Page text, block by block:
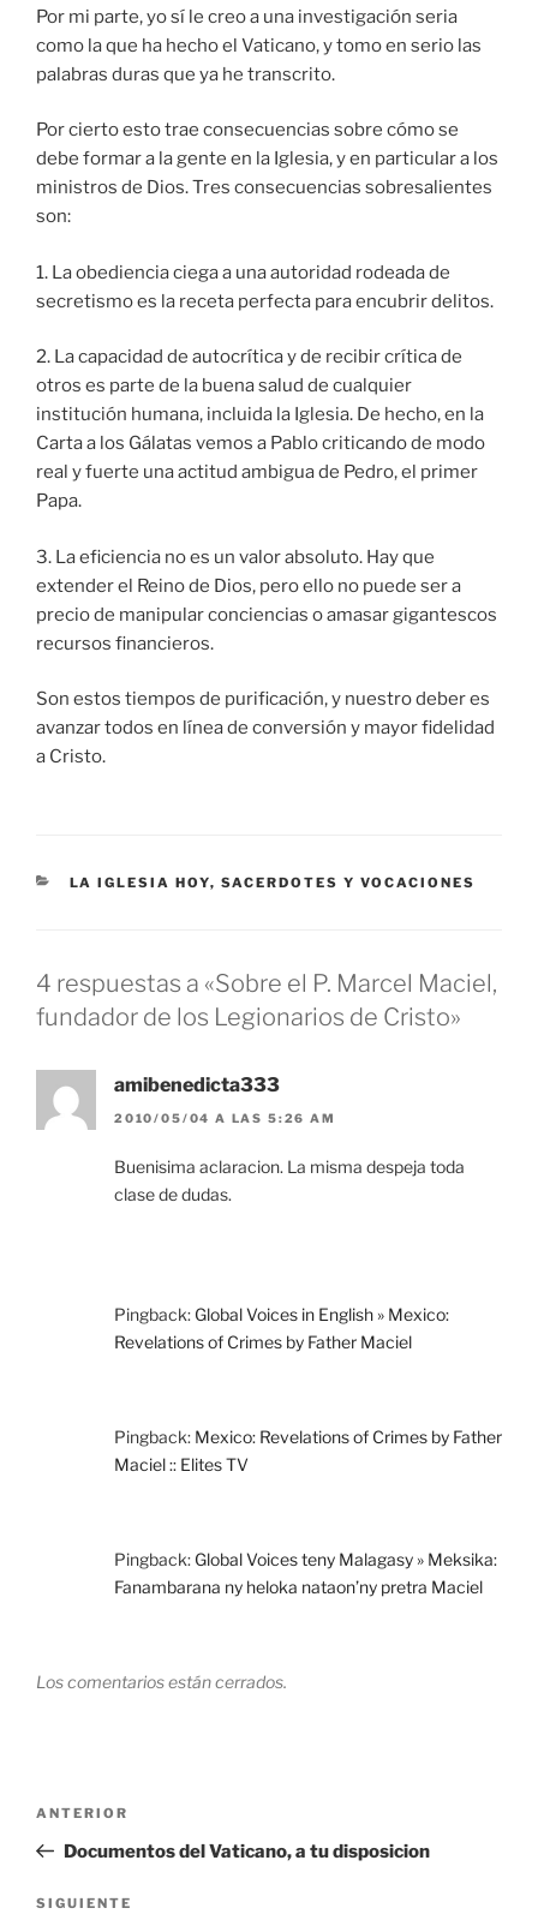
Por mi parte, yo sí le creo a una investigación seria
como la que ha hecho el Vaticano, y tomo en serio las
palabras duras que ya he transcrito.
Por cierto esto trae consecuencias sobre cómo se
debe formar a la gente en la Iglesia, y en particular a los
ministros de Dios. Tres consecuencias sobresalientes
son:
1. La obediencia ciega a una autoridad rodeada de
secretismo es la receta perfecta para encubrir delitos.
2. La capacidad de autocrítica y de recibir crítica de
otros es parte de la buena salud de cualquier
institución humana, incluida la Iglesia. De hecho, en la
Carta a los Gálatas vemos a Pablo criticando de modo
real y fuerte una actitud ambigua de Pedro, el primer
Papa.
3. La eficiencia no es un valor absoluto. Hay que
extender el Reino de Dios, pero ello no puede ser a
precio de manipular conciencias o amasar gigantescos
recursos financieros.
Son estos tiempos de purificación, y nuestro deber es
avanzar todos en línea de conversión y mayor fidelidad
a Cristo.
CATEGORÍAS
LA IGLESIA HOY, SACERDOTES Y VOCACIONES
4 respuestas a «Sobre el P. Marcel Maciel,
fundador de los Legionarios de Cristo»
amibenedicta333
2010/05/04 A LAS 5:26 AM
Buenisima aclaracion. La misma despeja toda
clase de dudas.
Pingback: Global Voices in English » Mexico:
Revelations of Crimes by Father Maciel
Pingback: Mexico: Revelations of Crimes by Father
Maciel :: Elites TV
Pingback: Global Voices teny Malagasy » Meksika:
Fanambarana ny heloka nataon’ny pretra Maciel
Los comentarios están cerrados.
entradas
Entrada
anterior:
ANTERIOR
Documentos del Vaticano, a tu disposicion
Siguiente
SIGUIENTE